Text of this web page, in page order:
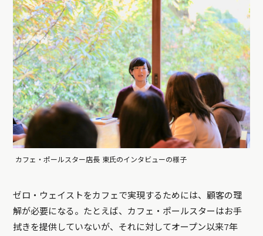
カフェ・ポールスター店長 東氏のインタビューの様子
ゼロ・ウェイストをカフェで実現するためには、顧客の理
解が必要になる。たとえば、カフェ・ポールスターはお手
拭きを提供していないが、それに対してオープン以来7年